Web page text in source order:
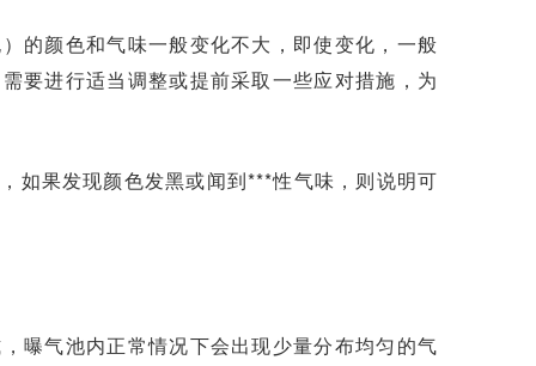
的颜色和气味一般变化不大，即使变化，一般
要进行适当调整或提前采取一些应对措施，为
如果发现颜色发黑或闻到***性气味，则说明可
曝气池内正常情况下会出现少量分布均匀的气